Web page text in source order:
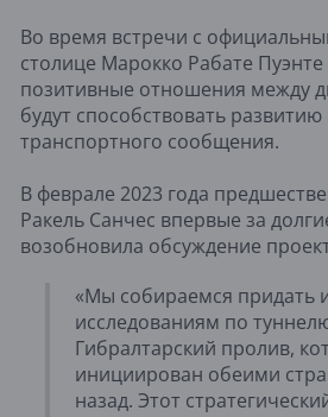
Во время встречи с
столице Марокко Рабате Пуэнте
позитивные отношения между
будут способствовать
транспортного сообщения.
В феврале 2023 года
Ракель Санчес впервые за
возобновила обсуждение
«Мы собираемся придать
исследованиям по
Гибралтарский пролив,
инициирован обеими
назад. Этот